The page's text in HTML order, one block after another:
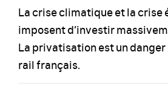
La crise climatique et la crise
imposent d’investir
La privatisation est un danger
rail français.